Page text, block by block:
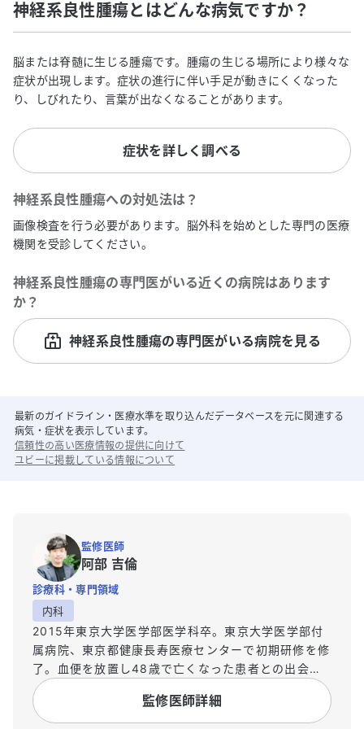
神経系良性腫瘍とはどんな病気ですか？
脳または脊髄に生じる腫瘍です。腫瘍の生じる場所により様々な
症状が出現します。症状の進行に伴い手足が動きにくくなった
り、しびれたり、言葉が出なくなることがあります。
症状を詳しく調べる
神経系良性腫瘍への対処法は？
画像検査を行う必要があります。脳外科を始めとした専門の医療
機関を受診してください。
神経系良性腫瘍の専門医がいる近くの病院はあります
か？
神経系良性腫瘍の専門医がいる病院を見る
最新のガイドライン・医療水準を取り込んだデータベースを元に関連する
病気・症状を表示しています。
信頼性の高い医療情報の提供に向けて
ユビーに掲載している情報について
監修医師
阿部 吉倫
診療科・専門領域
内科
2015年東京大学医学部医学科卒。東京大学医学部付
属病院、東京都健康長寿医療センターで初期研修を修
了。血便を放置し48歳で亡くなった患者との出会い
をきっかけにデータサイエンスの世界へ。2017年5月
にUbie株式会社を共同創業。2019年12月より日本救
急医学会救急AI研究活性化特別委員会委員。2020年
監修医師詳細